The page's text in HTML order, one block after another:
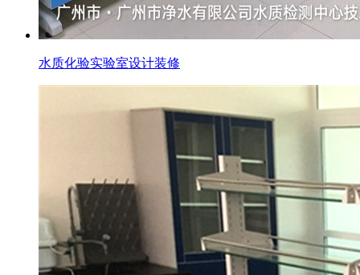
水质化验实验室设计装修